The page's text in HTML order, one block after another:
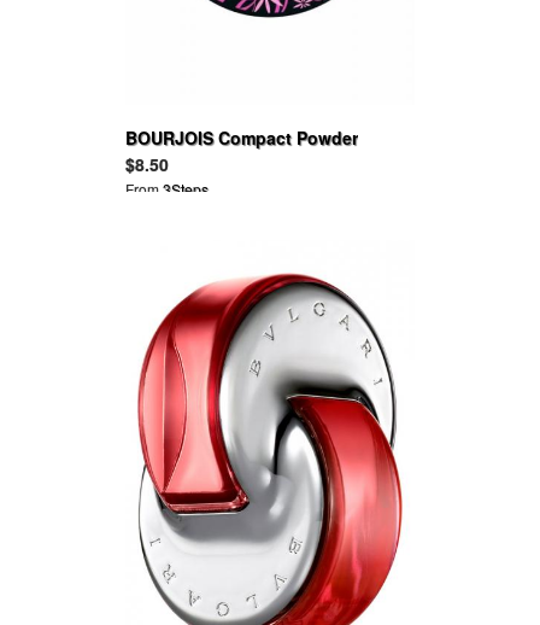
BOURJOIS Compact Powder
$8.50
From3Steps